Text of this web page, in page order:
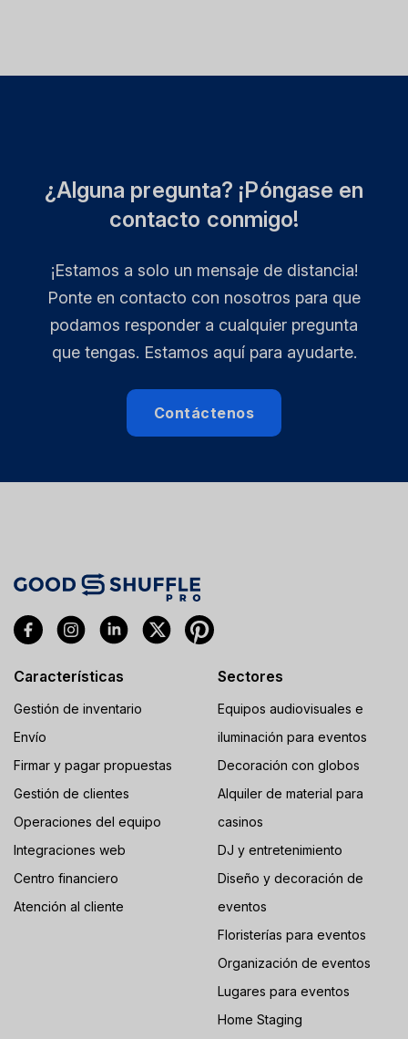
¿Alguna pregunta? ¡Póngase en
contacto conmigo!
¡Estamos a solo un mensaje de distancia!
Ponte en contacto con nosotros para que
podamos responder a cualquier pregunta
que tengas. Estamos aquí para ayudarte.
Contáctenos
Características
Gestión de inventario
Envío
Firmar y pagar propuestas
Gestión de clientes
Operaciones del equipo
Integraciones web
Centro financiero
Atención al cliente
Sectores
Equipos audiovisuales e
iluminación para eventos
Decoración con globos
Alquiler de material para
casinos
DJ y entretenimiento
Diseño y decoración de
eventos
Floristerías para eventos
Organización de eventos
Lugares para eventos
Home Staging